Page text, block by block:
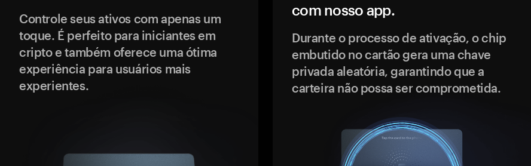
Controle seus ativos com apenas um
toque. É perfeito para iniciantes em
cripto e também oferece uma ótima
experiência para usuários mais
experientes.
com nosso app.
Durante o processo de ativação, o chip
embutido no cartão gera uma chave
privada aleatória, garantindo que a
carteira não possa ser comprometida.